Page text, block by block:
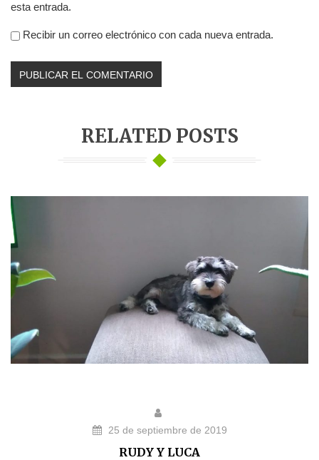
esta entrada.
Recibir un correo electrónico con cada nueva entrada.
RELATED POSTS
25 de septiembre de 2019
RUDY Y LUCA